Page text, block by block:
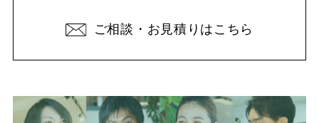
ご相談・お見積りはこちら